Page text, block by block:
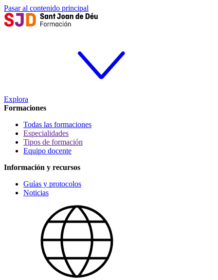
Pasar al contenido principal
Explora
Formaciones
Todas las formaciones
Especialidades
Tipos de formación
Equipo docente
Información y recursos
Guías y protocolos
Noticias